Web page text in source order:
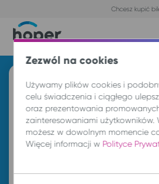
Chcesz kupić
Znajdź przejazd i kup bilet
DO
Zezwól na cookies
Używamy plików cookies i
celu świadczenia i ciągłego
oraz prezentowania
zainteresowaniami
możesz w dowolnym momencie
Więcej informacji w Polityce